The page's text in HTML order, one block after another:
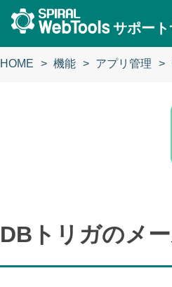
サポート
HOME 機能 アプリ管理
DBトリガのメ